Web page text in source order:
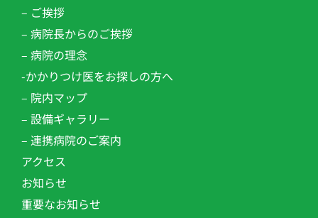
– ご挨拶
– 病院長からのご挨拶
– 病院の理念
-かかりつけ医をお探しの方へ
– 院内マップ
– 設備ギャラリー
– 連携病院のご案内
アクセス
お知らせ
重要なお知らせ